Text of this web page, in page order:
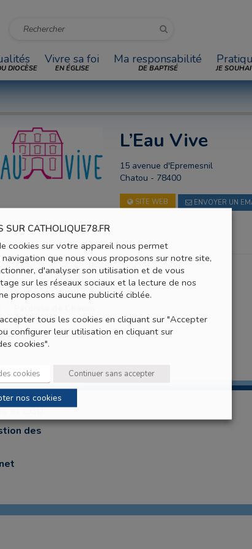
DIOCÈSE
Vivre sa foi
EN ÉGLISE
Ma responsabilité
DE BAPTISÉ JE
L’Eau Vive
15 avenue d'Epremesnil
Chatou - 78400
SITE WEB ENVOYER UN
de rattachement
et CGU
des
SUR CATHOLIQUE78.FR
cookies sur votre appareil nous permet
que nous vous proposons sur notre site,
d'analyser son utilisation et de vous
sur les réseaux sociaux et la lecture de nos
proposons aucune publicité ciblée.
tous les cookies en cliquant sur "Accepter
configurer leur utilisation en cliquant sur
cookies".
cookies Continuer sans accepter
nos cookies